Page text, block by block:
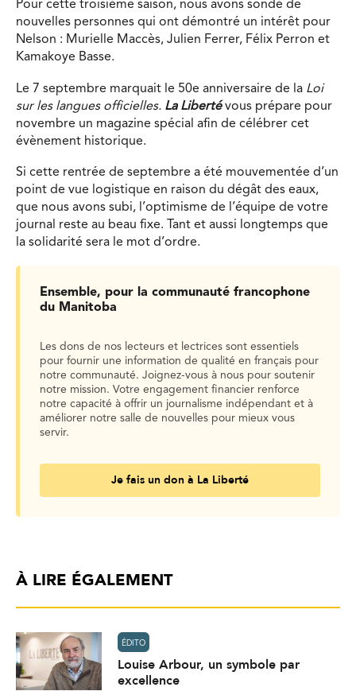
Pour cette troisième saison, nous avons sondé de
nouvelles personnes qui ont démontré un intérêt pour
Nelson : Murielle Maccès, Julien Ferrer, Félix Perron et
Kamakoye Basse.
Le 7 septembre marquait le 50e anniversaire de la Loi
sur les langues officielles. La Liberté vous prépare pour
novembre un magazine spécial afin de célébrer cet
évènement historique.
Si cette rentrée de septembre a été mouvementée d’un
point de vue logistique en raison du dégât des eaux,
que nous avons subi, l’optimisme de l’équipe de votre
journal reste au beau fixe. Tant et aussi longtemps que
la solidarité sera le mot d’ordre.
Ensemble, pour la communauté francophone
du Manitoba
Les dons de nos lecteurs et lectrices sont essentiels
pour fournir une information de qualité en français pour
notre communauté. Joignez-vous à nous pour soutenir
notre mission. Votre engagement financier renforce
notre capacité à offrir un journalisme indépendant et à
améliorer notre salle de nouvelles pour mieux vous
servir.
Je fais un don à La Liberté
À LIRE ÉGALEMENT
ÉDITO
Louise Arbour, un symbole par
excellence